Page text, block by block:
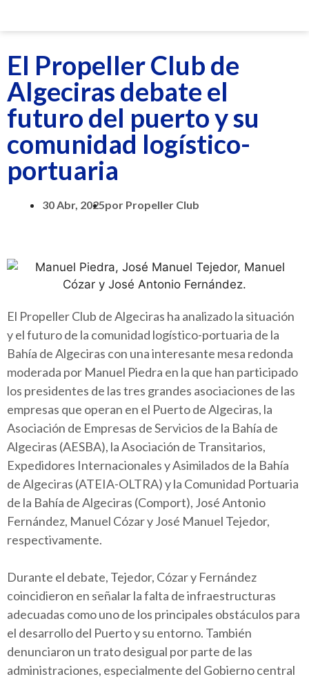
El Propeller Club de
Algeciras debate el
futuro del puerto y su
comunidad logístico-
portuaria
30 Abr, 2025por Propeller Club
El Propeller Club de Algeciras ha analizado la situación
y el futuro de la comunidad logístico-portuaria de la
Bahía de Algeciras con una interesante mesa redonda
moderada por Manuel Piedra en la que han participado
los presidentes de las tres grandes asociaciones de las
empresas que operan en el Puerto de Algeciras, la
Asociación de Empresas de Servicios de la Bahía de
Algeciras (AESBA), la Asociación de Transitarios,
Expedidores Internacionales y Asimilados de la Bahía
de Algeciras (ATEIA-OLTRA) y la Comunidad Portuaria
de la Bahía de Algeciras (Comport), José Antonio
Fernández, Manuel Cózar y José Manuel Tejedor,
respectivamente.
Durante el debate, Tejedor, Cózar y Fernández
coincidieron en señalar la falta de infraestructuras
adecuadas como uno de los principales obstáculos para
el desarrollo del Puerto y su entorno. También
denunciaron un trato desigual por parte de las
administraciones, especialmente del Gobierno central